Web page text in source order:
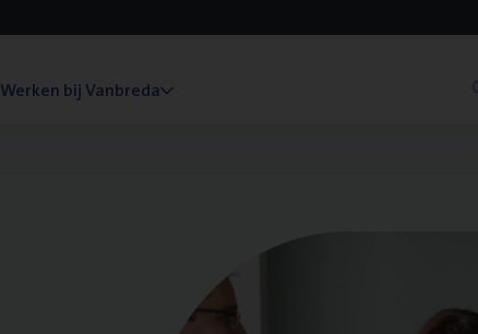
Werken bij Vanbreda